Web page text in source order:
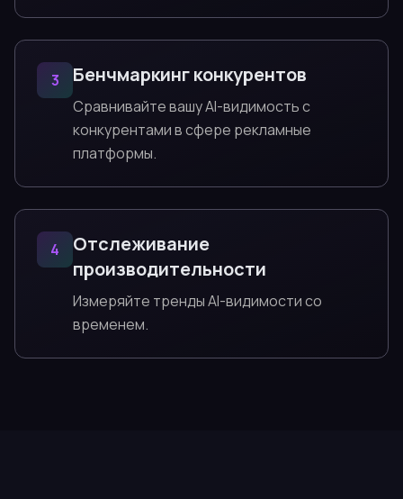
3 Бенчмаркинг конкурентов
Сравнивайте вашу AI-видимость с
конкурентами в сфере рекламные
платформы.
4
Отслеживание
производительности
Измеряйте тренды AI-видимости со
временем.